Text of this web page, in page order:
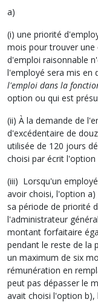
a)
(i) une priorité
mois pour trouver une
d'emploi raisonnable
l'employé sera mis en
l'emploi dans la
option ou qui est
(ii) À la demande de
d'excédentaire de
utilisée de 120 jours
choisi par écrit l'option
(iii) Lorsqu'un
avoir choisi, l'option
sa période de priorité
l'administrateur
montant forfaitaire
pendant le reste de la
un maximum de six
rémunération en
peut pas dépasser le
avait choisi l'option b),